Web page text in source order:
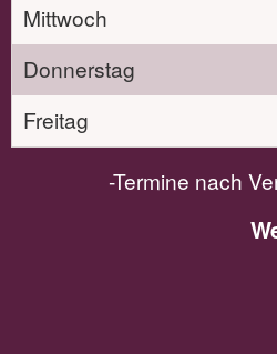
Mittwoch
Donnerstag
Freitag
-Termine nach